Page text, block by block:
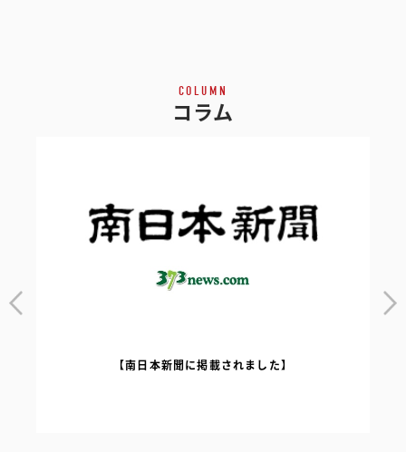
COLUMN
コラム
【南日本新聞に掲載されました】